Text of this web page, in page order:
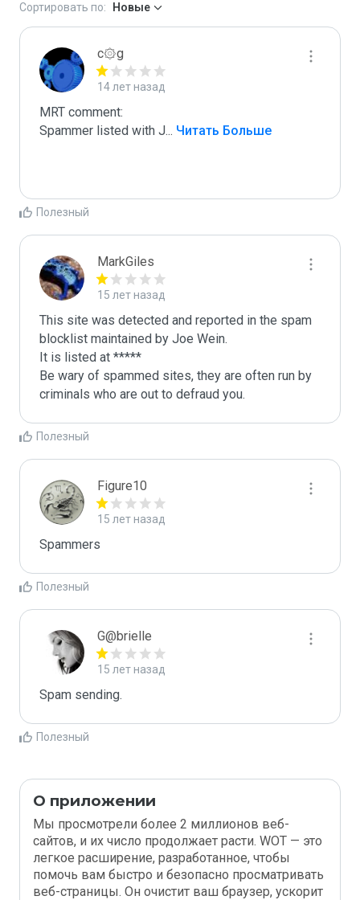
Сортировать по: Новые
c۞g
14 лет назад
MRT comment:
Spammer listed with J... Читать Больше
Полезный
MarkGiles
15 лет назад
This site was detected and reported in the spam
blocklist maintained by Joe Wein.
It is listed at *****
Be wary of spammed sites, they are often run by
criminals who are out to defraud you.
Полезный
Figure10
15 лет назад
Spammers
Полезный
G@brielle
15 лет назад
Spam sending.
Полезный
О приложении
Мы просмотрели более 2 миллионов веб-
сайтов, и их число продолжает расти. WOT — это
легкое расширение, разработанное, чтобы
помочь вам быстро и безопасно просматривать
веб-страницы. Он очистит ваш браузер, ускорит